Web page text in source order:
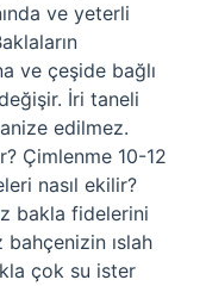
ve yeterli
ve çeşide bağlı
İri taneli
edilmez.
Çimlenme 10-12
nasıl ekilir?
bakla fidelerini
ıslah
çok su ister